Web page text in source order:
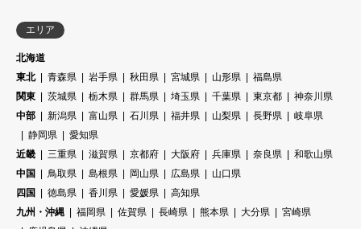
エリア
北海道
東北
青森県 岩手県 秋田県 宮城県 山形県
福島県
関東
茨城県 栃木県 群馬県 埼玉県 千葉県 東京都
神奈川県
中部
新潟県 富山県 石川県 福井県 山梨県 長野県
岐阜県
静岡県
愛知県
近畿
三重県 滋賀県 京都府 大阪府 兵庫県 奈良県
和歌山県
中国
鳥取県 島根県 岡山県 広島県
山口県
四国
徳島県 香川県 愛媛県
高知県
九州・沖縄
福岡県 佐賀県 長崎県 熊本県 大分県
宮崎県